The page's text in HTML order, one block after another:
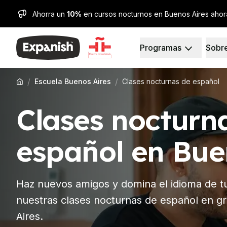
Ahorra un 10% en cursos nocturnos en Buenos Aires
Escuelas de Español
Barcelona
Clases grupales de
Curso nocturno en
Cursos de larga
Programa 30+
Programa 50+
Preparación para el
Preparación para el
Lecciones privadas
Madrid
Escuela de español de
Clases grupales de
Programas
Quienes somos
Nuestro equipo
Carreras
Por qué Expanish
Métodos de
Acreditaciones
Salud y seguridad
Sostenibilidad
Diversidad y
Experiencia estudiantil
Testimonios
Nuestros Centros de
Partners
/ Escuela Buenos Aires / Clases nocturnas de español
Clases
español en
Haz nuevos amigos y domina el idioma de
nuestras clases nocturnas de español en
Aires.